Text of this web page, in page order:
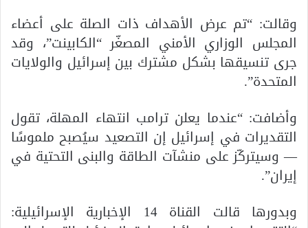
وقالت: “تم عرض الأهداف ذات الصلة على أعضاء
المجلس الوزاري الأمني المصغّر “الكابينت”، وقد
جرى تنسيقها بشكل مشترك بين إسرائيل والولايات
المتحدة”.
وأضافت: “عندما يعلن ترامب انتهاء المهلة، تقول
التقديرات في إسرائيل إن التصعيد سيُصبح ملموسًا
— وسيتركّز على منشآت الطاقة والبنى التحتية في
إيران”.
وبدورها قالت القناة 14 الإخبارية الإسرائيلية: